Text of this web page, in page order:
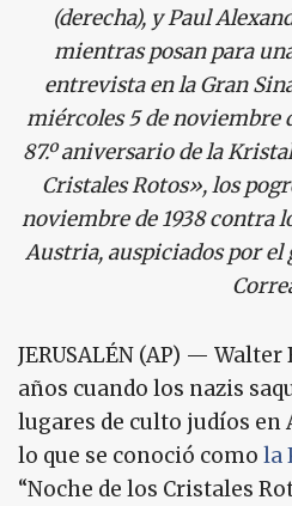
(derecha), y Paul
mientras posan para
entrevista en la Gran
miércoles 5 de noviembre
87.º aniversario de la
Cristales Rotos», los
noviembre de 1938 contra
Austria, auspiciados por el
JERUSALÉN (AP) —
años cuando los nazis
lugares de culto judíos en
lo que se conoció como la
“Noche de los Cristales